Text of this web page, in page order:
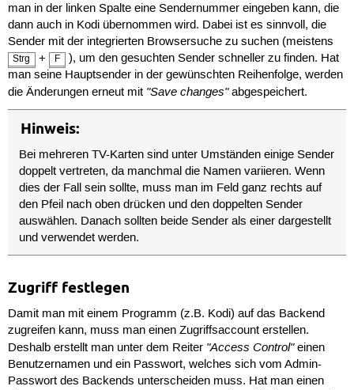
man in der linken Spalte eine Sendernummer eingeben kann, die
dann auch in Kodi übernommen wird. Dabei ist es sinnvoll, die
Sender mit der integrierten Browsersuche zu suchen (meistens
Strg + F
), um den gesuchten Sender schneller zu finden. Hat
man seine Hauptsender in der gewünschten Reihenfolge, werden
die Änderungen erneut mit "Save changes"abgespeichert.
Hinweis:
Bei mehreren TV-Karten sind unter Umständen einige Sender
doppelt vertreten, da manchmal die Namen variieren. Wenn
dies der Fall sein sollte, muss man im Feld ganz rechts auf
den Pfeil nach oben drücken und den doppelten Sender
auswählen. Danach sollten beide Sender als einer dargestellt
und verwendet werden.
Zugriff festlegen
Damit man mit einem Programm (z.B. Kodi) auf das Backend
zugreifen kann, muss man einen Zugriffsaccount erstellen.
Deshalb erstellt man unter dem Reiter "Access Control"einen
Benutzernamen und ein Passwort, welches sich vom Admin-
Passwort des Backends unterscheiden muss. Hat man einen